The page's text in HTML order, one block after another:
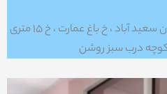
تهران ،اتوبان فتح ، باغستان ، میدان سعید آباد ، خ باغ عمارت ، خ ۱۵ متری
درب سبز روشن